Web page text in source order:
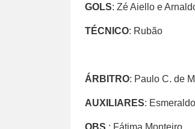
GOLS: Zé Aiello e
TÉCNICO: Rubão
ÁRBITRO: Paulo C. de
AUXILIARES:
OBS.: Fátima Monteiro